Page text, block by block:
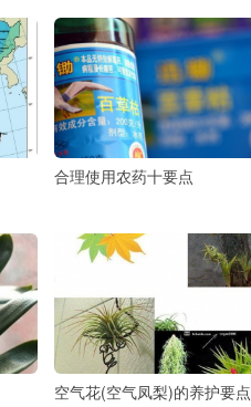
合理使用农药十要点
空气花(空气凤梨)的养护要点